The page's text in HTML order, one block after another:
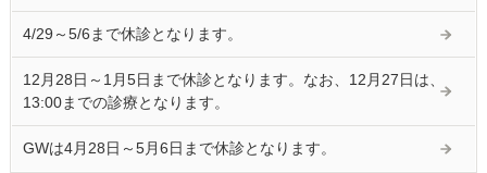
4/29～5/6まで休診となります。
12月28日～1月5日まで休診となります。なお、12月27日は、
13:00までの診療となります。
GWは4月28日～5月6日まで休診となります。